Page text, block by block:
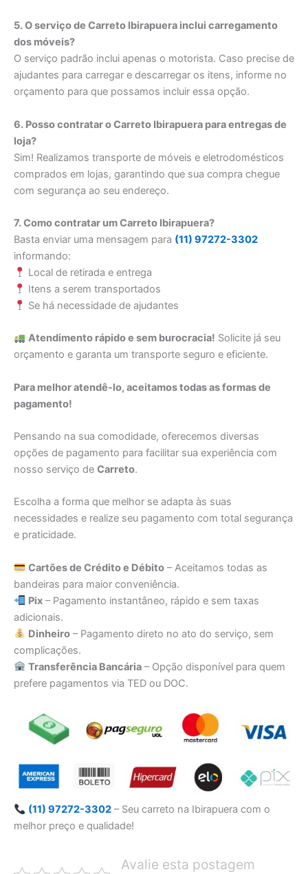
5. O serviço de Carreto Ibirapuera inclui carregamento
dos móveis?
O serviço padrão inclui apenas o motorista. Caso precise de
ajudantes para carregar e descarregar os itens, informe no
orçamento para que possamos incluir essa opção.
6. Posso contratar o Carreto Ibirapuera para entregas de
loja?
Sim! Realizamos transporte de móveis e eletrodomésticos
comprados em lojas, garantindo que sua compra chegue
com segurança ao seu endereço.
7. Como contratar um Carreto Ibirapuera?
Basta enviar uma mensagem para (11) 97272-3302
informando:
Local de retirada e entrega
Itens a serem transportados
Se há necessidade de ajudantes
Atendimento rápido e sem burocracia! Solicite já seu
orçamento e garanta um transporte seguro e eficiente.
Para melhor atendê-lo, aceitamos todas as formas de
pagamento!
Pensando na sua comodidade, oferecemos diversas
opções de pagamento para facilitar sua experiência com
nosso serviço de Carreto.
Escolha a forma que melhor se adapta às suas
necessidades e realize seu pagamento com total segurança
e praticidade.
Cartões de Crédito e Débito– Aceitamos todas as
bandeiras para maior conveniência.
Pix– Pagamento instantâneo, rápido e sem taxas
adicionais.
Dinheiro– Pagamento direto no ato do serviço, sem
complicações.
Transferência Bancária– Opção disponível para quem
prefere pagamentos via TED ou DOC.
(11) 97272-3302– Seu carreto na Ibirapuera com o
melhor preço e qualidade!
Avalie esta postagem